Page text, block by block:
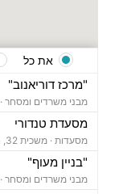
"מרכז דוריאנוב"
מבני משרדים ומסחר ·
מסעדת טנדורי
מסעדות · משכית 32, הרצליה
"בניין מעוף"
מבני משרדים ומסחר ·
את כל